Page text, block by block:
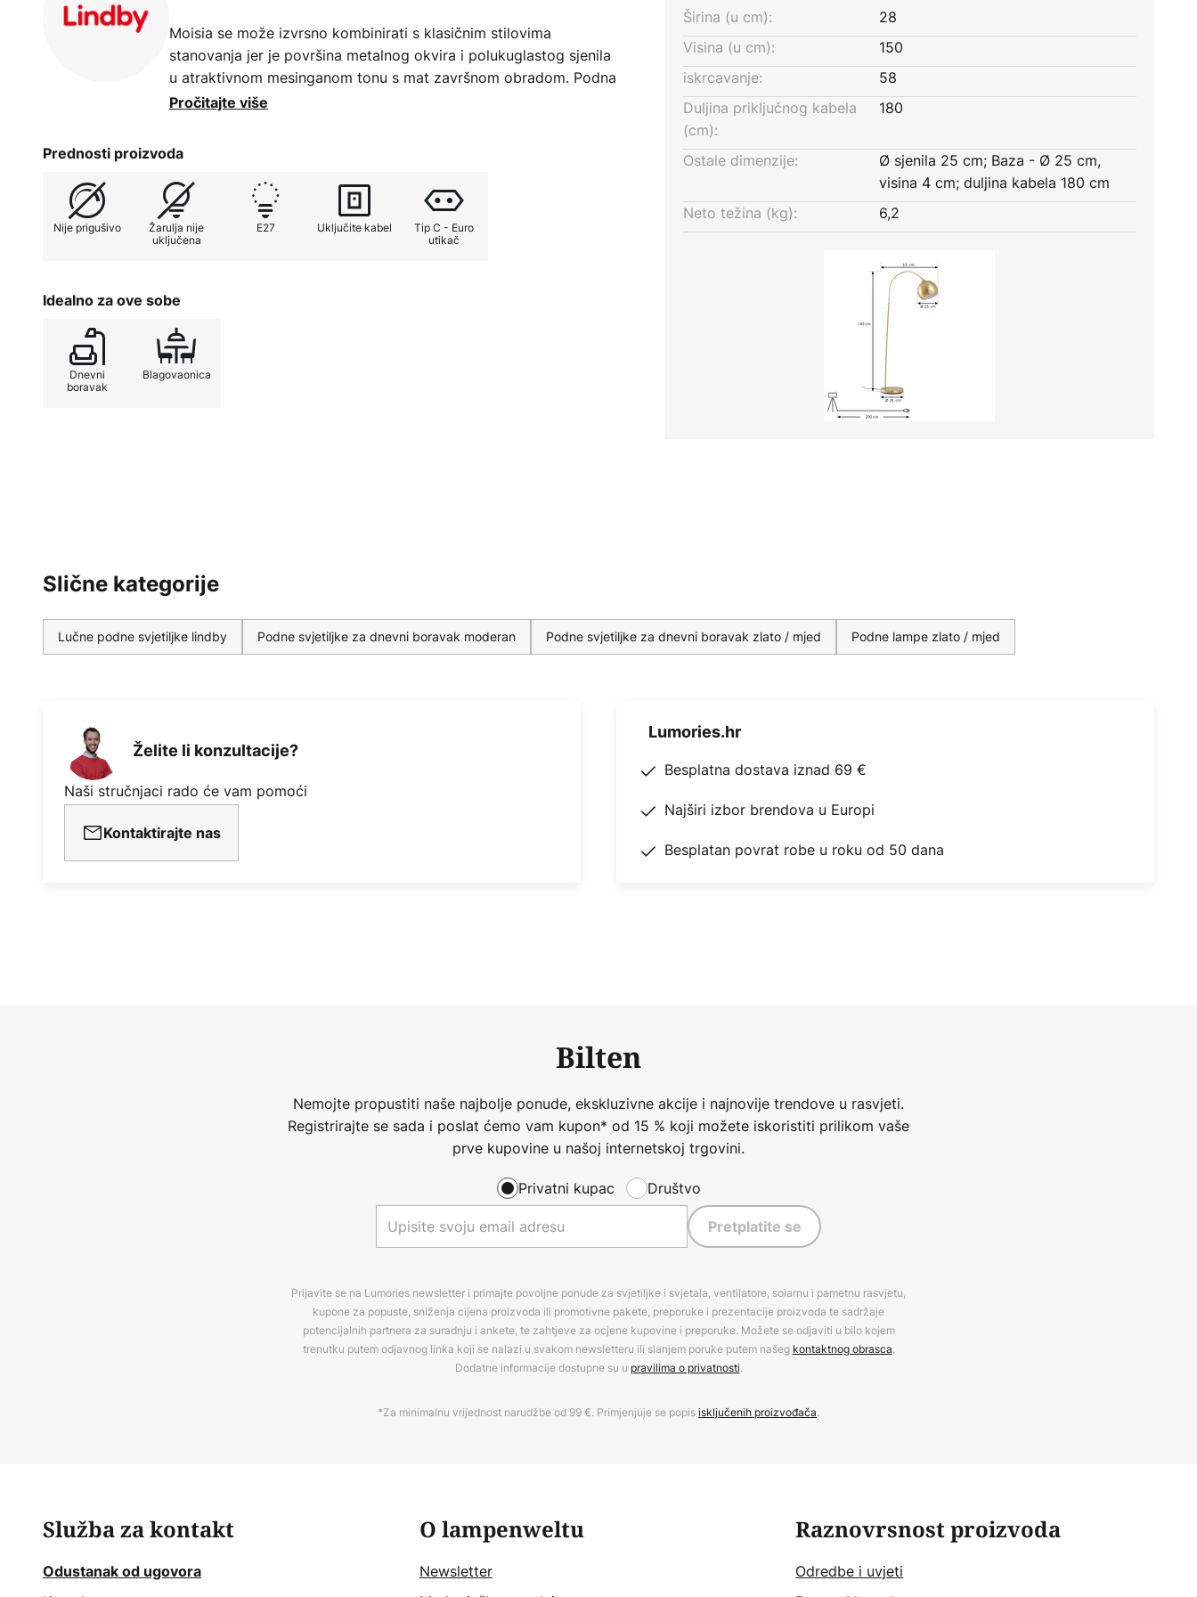
Moisia se može izvrsno kombinirati s klasičnim stilovima
stanovanja jer je površina metalnog okvira i polukuglastog sjenila
u atraktivnom mesinganom tonu s mat završnom obradom. Podna
lampa ima atraktivan oblik luka koji uvijek izgleda elegantno. Ali
kišobran tada na vidljivijem mjestu, tako da svjetlost pada točno
Za rad je integriran nožni prekidač koji se nalazi u dovodnom
vodu i može se aktivirati samo jednim korakom. Preporuča se
Pročitajte više
Prednosti proizvoda
Nije prigušivo
Žarulja nije
uključena
E27 Uključite kabel
Tip C - Euro
utikač
Idealno za ove sobe
Dnevni
boravak
Blagovaonica
Širina (u cm):
28
Visina (u cm):
150
iskrcavanje:
58
Duljina priključnog kabela
(cm):
180
Ostale dimenzije:
Ø sjenila 25 cm; Baza - Ø 25 cm,
visina 4 cm; duljina kabela 180 cm
Neto težina (kg):
6,2
Slične kategorije
Lučne podne svjetiljke lindby Podne svjetiljke za dnevni boravak moderan Podne svjetiljke za dnevni boravak zlato / mjed Podne lampe zlato / mjed
Želite li konzultacije?
Naši stručnjaci rado će vam pomoći
Kontaktirajte nas
Lumories.hr
Besplatna dostava iznad 69 €
Najširi izbor brendova u Europi
Besplatan povrat robe u roku od 50 dana
Bilten
Nemojte propustiti naše najbolje ponude, ekskluzivne akcije i najnovije trendove u rasvjeti.
Registrirajte se sada i poslat ćemo vam kupon* od 15 % koji možete iskoristiti prilikom vaše
prve kupovine u našoj internetskoj trgovini.
Privatni kupac Društvo
Pretplatite se
Prijavite se na Lumories newsletter i primajte povoljne ponude za svjetiljke i svjetala, ventilatore, solarnu i pametnu rasvjetu,
kupone za popuste, sniženja cijena proizvoda ili promotivne pakete, preporuke i prezentacije proizvoda te sadržaje
potencijalnih partnera za suradnju i ankete, te zahtjeve za ocjene kupovine i preporuke. Možete se odjaviti u bilo kojem
trenutku putem odjavnog linka koji se nalazi u svakom newsletteru ili slanjem poruke putem našeg kontaktnog obrasca.
Dodatne informacije dostupne su u pravilima o privatnosti.
*Za minimalnu vrijednost narudžbe od 99 €. Primjenjuje se popisisključenih proizvođača.
Služba za kontakt
Odustanak od ugovora
O lampenweltu
Newsletter
Raznovrsnost proizvoda
Odredbe i uvjeti